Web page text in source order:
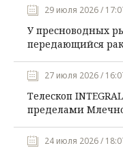
29 июля 2026 /
У пресноводных
передающийся рак
27 июля 2026 /
Телескоп
пределами
24 июля 2026 /